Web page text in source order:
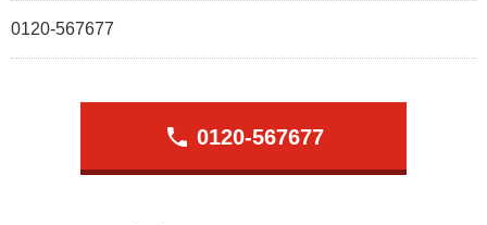
0120-567677
phone 0120-567677